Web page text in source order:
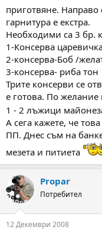
приготвяне. Направо
гарнитура е екстра.
Необходими са 3 бр.
1-Консерва
2-консерва-Боб /
3-консерва- риба тон
Трите консерви се
е готова. По
1 - 2 лъжици
А сега кажете, че
ПП. Днес съм на
мезета и питиета
Propar
Потребител
12 Декември 2008